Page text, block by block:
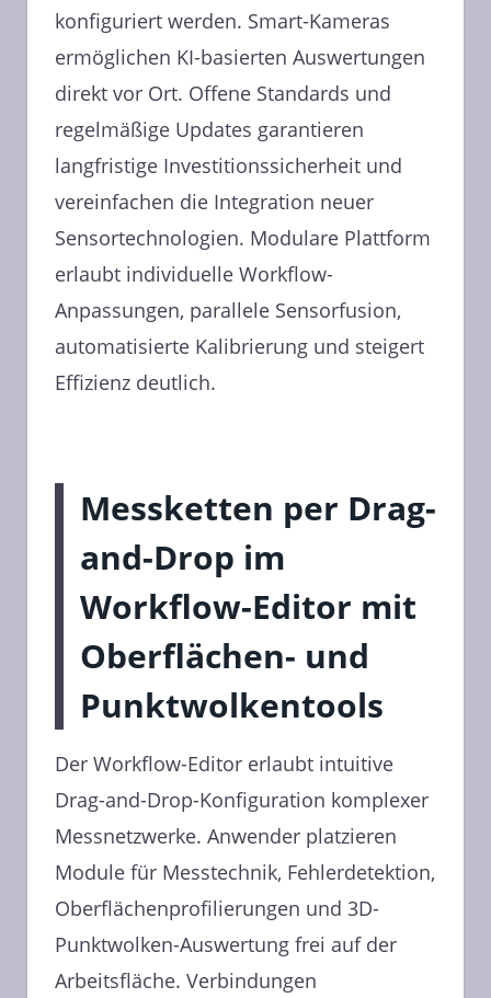
konfiguriert werden. Smart-Kameras
ermöglichen KI-basierten Auswertungen
direkt vor Ort. Offene Standards und
regelmäßige Updates garantieren
langfristige Investitionssicherheit und
vereinfachen die Integration neuer
Sensortechnologien. Modulare Plattform
erlaubt individuelle Workflow-
Anpassungen, parallele Sensorfusion,
automatisierte Kalibrierung und steigert
Effizienz deutlich.
Messketten per Drag-
and-Drop im
Workflow-Editor mit
Oberflächen- und
Punktwolkentools
Der Workflow-Editor erlaubt intuitive
Drag-and-Drop-Konfiguration komplexer
Messnetzwerke. Anwender platzieren
Module für Messtechnik, Fehlerdetektion,
Oberflächenprofilierungen und 3D-
Punktwolken-Auswertung frei auf der
Arbeitsfläche. Verbindungen